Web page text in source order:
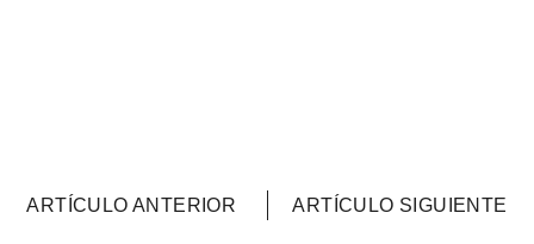
ARTÍCULO ANTERIOR ARTÍCULO SIGUIENTE